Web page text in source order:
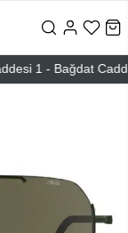
1 - Bağdat